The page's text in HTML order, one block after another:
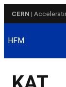
CERN |
HFM